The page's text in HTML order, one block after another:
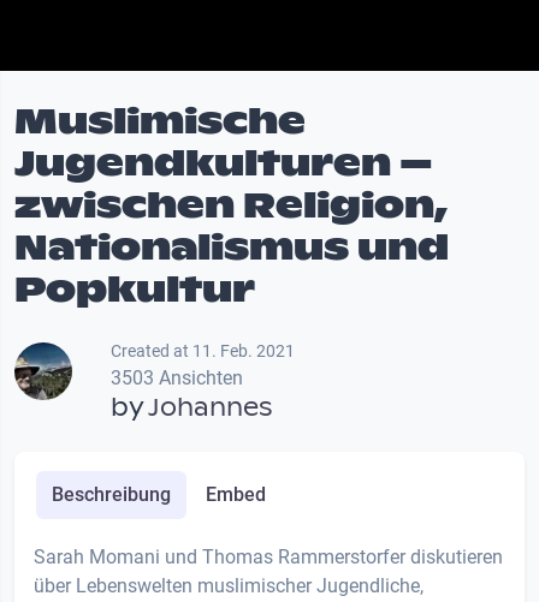
Muslimische
Jugendkulturen –
zwischen Religion,
Nationalismus und
Popkultur
Created at 11. Feb. 2021
3503 Ansichten
byJohannes
Beschreibung Embed
Sarah Momani und Thomas Rammerstorfer diskutieren
über Lebenswelten muslimischer Jugendliche,